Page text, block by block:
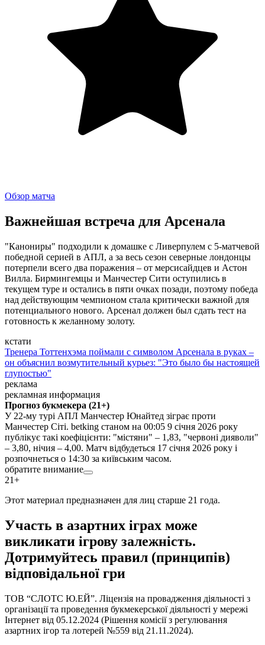
Обзор матча
Важнейшая встреча для Арсенала
"Канониры" подходили к домашке с Ливерпулем с 5-матчевой
победной серией в АПЛ, а за весь сезон северные лондонцы
потерпели всего два поражения – от мерсисайдцев и Астон
Вилла. Бирмингемцы и Манчестер Сити оступились в
текущем туре и остались в пяти очках позади, поэтому победа
над действующим чемпионом стала критически важной для
потенциального нового. Арсенал должен был сдать тест на
готовность к желанному золоту.
кстати
Тренера Тоттенхэма поймали с символом Арсенала в руках –
он объяснил возмутительный курьез: "Это было бы настоящей
глупостью"
реклама
рекламная информация
Прогноз букмекера (21+)
У 22-му турі АПЛ Манчестер Юнайтед зіграє проти
Манчестер Сіті. betking станом на 00:05 9 січня 2026 року
публікує такі коефіцієнти: "містяни" – 1,83, "червоні дияволи"
– 3,80, нічия – 4,00. Матч відбудеться 17 січня 2026 року і
розпочнеться о 14:30 за київським часом.
обратите внимание
21+
Этот материал предназначен для лиц старше 21 года.
Участь в азартних іграх може
викликати ігрову залежність.
Дотримуйтесь правил (принципів)
відповідальної гри
ТОВ “СЛОТС Ю.ЕЙ”. Ліцензія на провадження діяльності з
організації та проведення букмекерської діяльності у мережі
Інтернет від 05.12.2024 (Рішення комісії з регулювання
азартних ігор та лотерей №559 від 21.11.2024).